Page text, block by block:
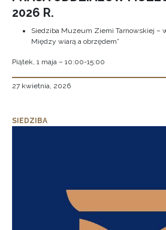
2026 R.
Siedziba Muzeum Ziemi Tarnowskiej –
Między wiarą a obrzędem”
Piątek, 1 maja – 10:00-15:00
27 kwietnia, 2026
SIEDZIBA